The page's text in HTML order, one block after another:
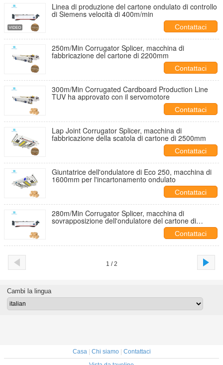
Linea di produzione del cartone ondulato di controllo
di Siemens velocità di 400m/min
Contattaci
250m/Min Corrugator Splicer, macchina di
fabbricazione del cartone di 2200mm
Contattaci
300m/Min Corrugated Cardboard Production Line
TUV ha approvato con il servomotore
Contattaci
Lap Joint Corrugator Splicer, macchina di
fabbricazione della scatola di cartone di 2500mm
Contattaci
Giuntatrice dell'ondulatore di Eco 250, macchina di
1600mm per l'incartonamento ondulato
Contattaci
280m/Min Corrugator Splicer, macchina di
sovrapposizione dell'ondulatore del cartone di
Contattaci
1 / 2
Cambi la lingua
Casa| Chi siamo| Contattaci